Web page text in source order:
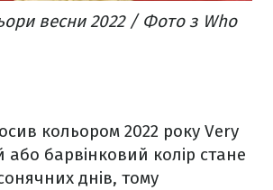
весни 2022 / Фото з Who
кольором 2022 року Very
або барвінковий колір стане
днів, тому